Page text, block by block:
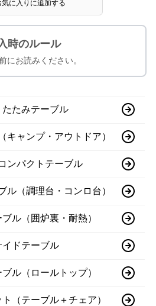
気に入りに追加する
時のルール
にお読みください。
たたみテーブル
キャンプ・アウトドア）
ンパクトテーブル
ル（調理台・コンロ台）
ル（囲炉裏・耐熱）
イドテーブル
ル（ロールトップ）
（テーブル＋チェア）